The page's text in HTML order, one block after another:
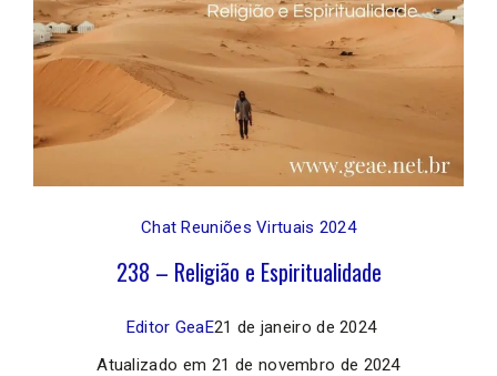
Chat Reuniões Virtuais 2024
238 – Religião e Espiritualidade
Editor GeaE21 de janeiro de 2024
Atualizado em 21 de novembro de 2024